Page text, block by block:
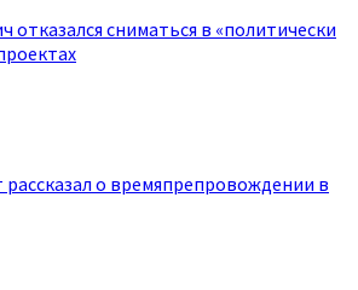
сниматься в «политически
о времяпрепровождении в